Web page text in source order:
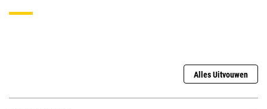
Alles Uitvouwen